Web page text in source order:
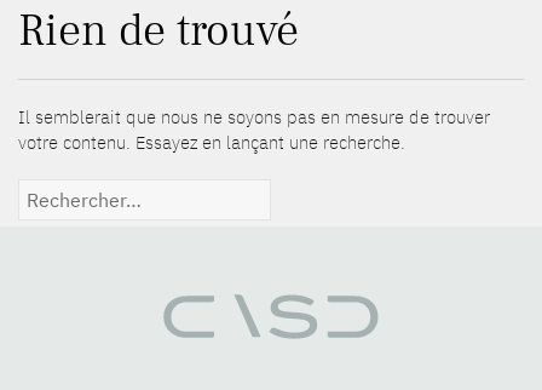
Rien de trouvé
Il semblerait que nous ne soyons pas en mesure de trouver
votre contenu. Essayez en lançant une recherche.
Rechercher :